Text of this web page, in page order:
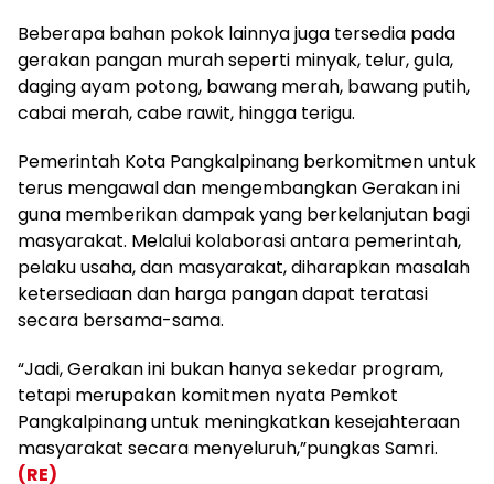
Beberapa bahan pokok lainnya juga tersedia pada
gerakan pangan murah seperti minyak, telur, gula,
daging ayam potong, bawang merah, bawang putih,
cabai merah, cabe rawit, hingga terigu.
Pemerintah Kota Pangkalpinang berkomitmen untuk
terus mengawal dan mengembangkan Gerakan ini
guna memberikan dampak yang berkelanjutan bagi
masyarakat. Melalui kolaborasi antara pemerintah,
pelaku usaha, dan masyarakat, diharapkan masalah
ketersediaan dan harga pangan dapat teratasi
secara bersama-sama.
“Jadi, Gerakan ini bukan hanya sekedar program,
tetapi merupakan komitmen nyata Pemkot
Pangkalpinang untuk meningkatkan kesejahteraan
masyarakat secara menyeluruh,”pungkas Samri.
(RE)